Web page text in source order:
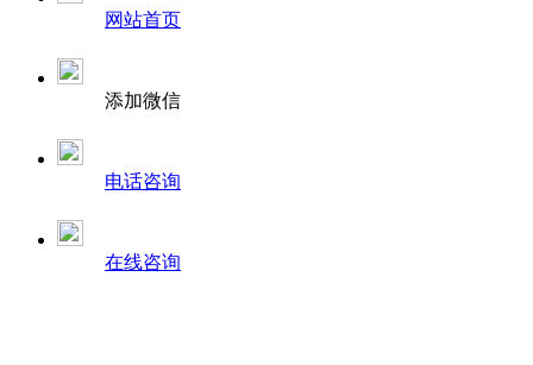
网站首页
添加微信
电话咨询
在线咨询